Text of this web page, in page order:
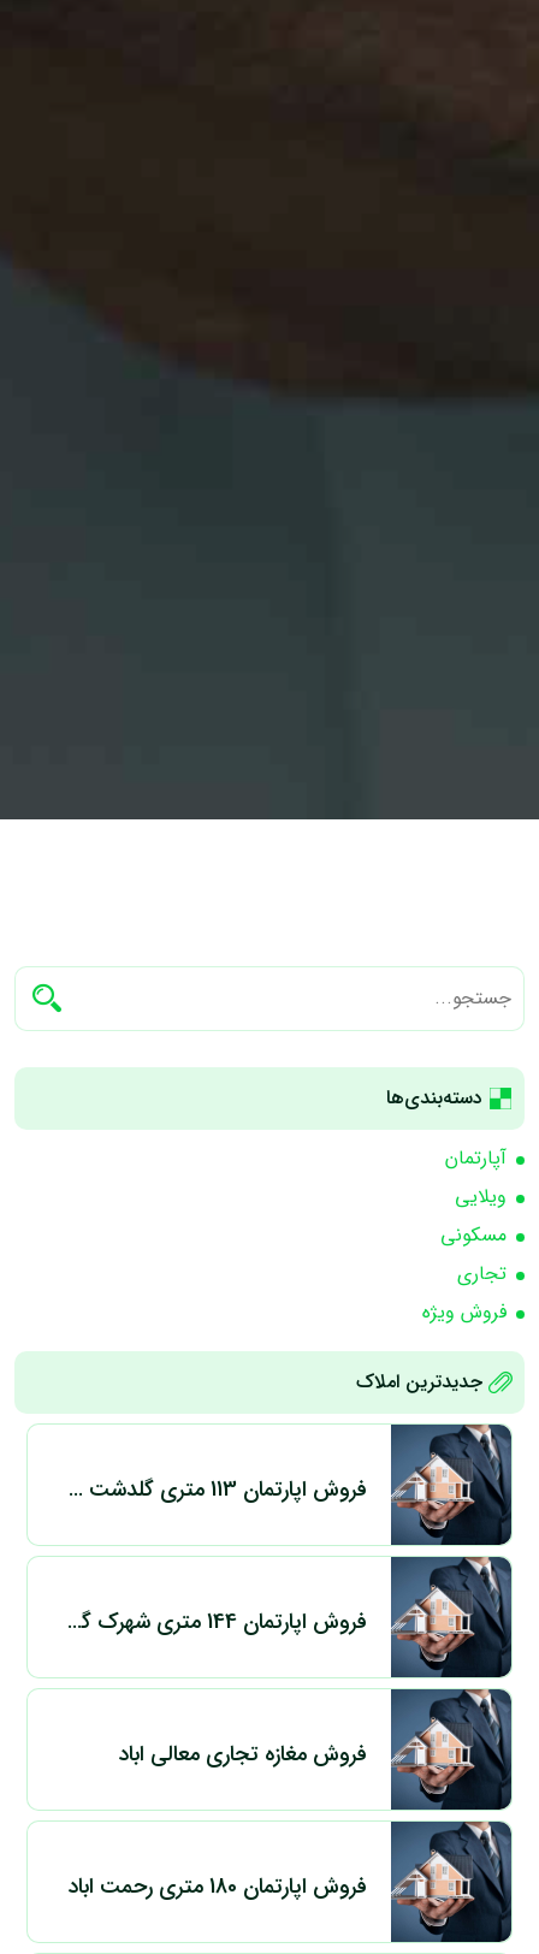
دسته‌بندی‌ها
آپارتمان
ویلایی
مسکونی
تجاری
فروش ویژه
جدیدترین املاک
فروش اپارتمان 113 متری گلدشت حافظ
فروش اپارتمان 144 متری شهرک گلستان
فروش مغازه تجاری معالی اباد
فروش اپارتمان 180 متری رحمت اباد